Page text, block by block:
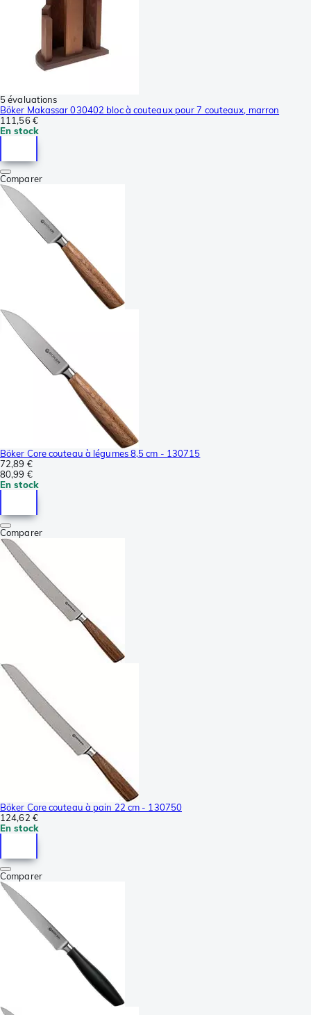
5 évaluations
Böker Makassar 030402 bloc à couteaux pour 7 couteaux, marron
111,56 €
En stock
Comparer
Böker Core couteau à légumes 8,5 cm - 130715
72,89 €
80,99 €
En stock
Comparer
Böker Core couteau à pain 22 cm - 130750
124,62 €
En stock
Comparer